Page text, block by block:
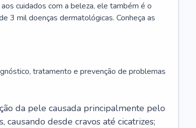
cuidados com a beleza, ele também é o
3 mil doenças dermatológicas. Conheça as
tratamento e prevenção de problemas
da pele causada principalmente pelo
desde cravos até cicatrizes;